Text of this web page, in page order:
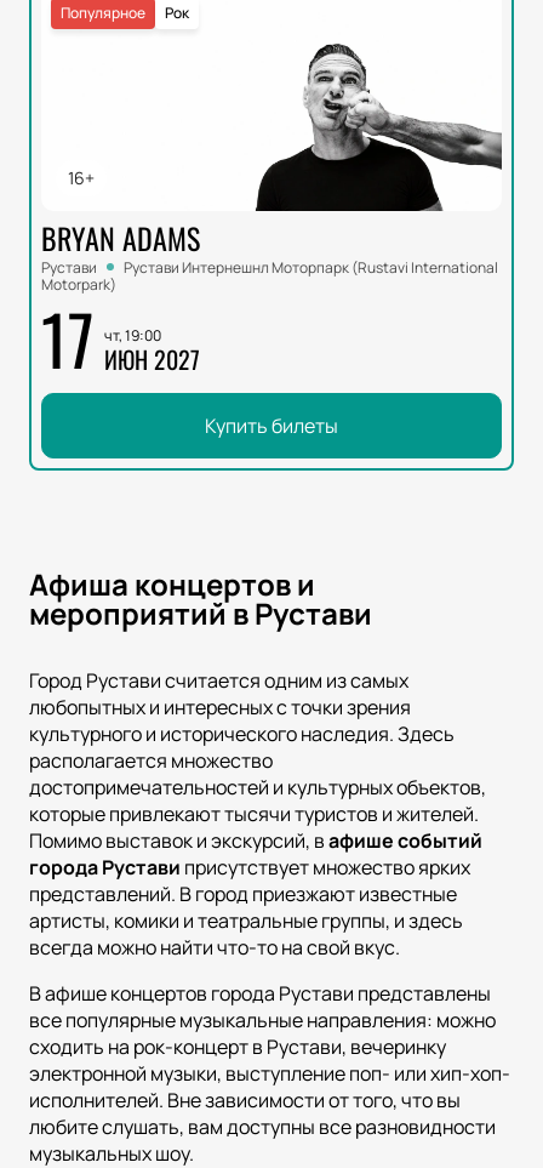
16+
Рок
Популярное
BRYAN ADAMS
Рустави
Рустави Интернешнл Моторпарк (Rustavi International
Motorpark)
17 чт, 19:00
ИЮН 2027
Купить билеты
Афиша концертов и
мероприятий в Рустави
Город Рустави считается одним из самых
любопытных и интересных с точки зрения
культурного и исторического наследия. Здесь
располагается множество
достопримечательностей и культурных объектов,
которые привлекают тысячи туристов и жителей.
Помимо выставок и экскурсий, вафише событий
города Рустави присутствует множество ярких
представлений. В город приезжают известные
артисты, комики и театральные группы, и здесь
всегда можно найти что-то на свой вкус.
В афише концертов города Рустави представлены
все популярные музыкальные направления: можно
сходить на рок-концерт в Рустави, вечеринку
электронной музыки, выступление поп- или хип-хоп-
исполнителей. Вне зависимости от того, что вы
любите слушать, вам доступны все разновидности
музыкальных шоу.